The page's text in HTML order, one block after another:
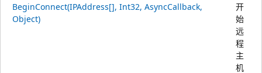
BeginConnect(IPAddress[], Int32, AsyncCallback,
Object)
开
始
远
程
主
机